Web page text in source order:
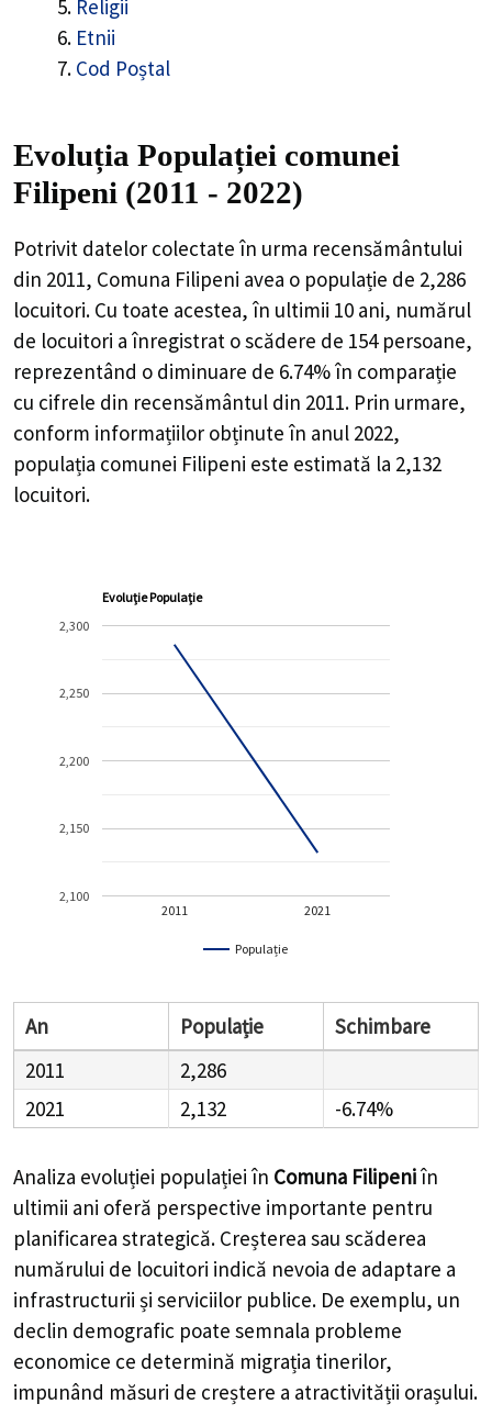
Religii
Etnii
Cod Poștal
Evoluția Populației comunei
Filipeni (2011 - 2022)
Potrivit datelor colectate în urma recensământului
din 2011, Comuna Filipeni avea o populație de 2,286
locuitori. Cu toate acestea, în ultimii 10 ani, numărul
de locuitori a înregistrat oscădere de 154persoane,
reprezentând o diminuare de 6.74%în comparație
cu cifrele din recensământul din 2011. Prin urmare,
conform informațiilor obținute în anul 2022,
populația comunei Filipeni este estimată la 2,132
locuitori.
Evoluție Populație
Populație
2011 2021
2,100
2,150
2,200
2,250
2,300
An Populație
Schimbare
2011
2,286
2021
2,132 -6.74%
Analiza evoluției populației în Comuna Filipeniîn
ultimii ani oferă perspective importante pentru
planificarea strategică. Creșterea sau scăderea
numărului de locuitori indică nevoia de adaptare a
infrastructurii și serviciilor publice. De exemplu, un
declin demografic poate semnala probleme
economice ce determină migrația tinerilor,
impunând măsuri de creștere a atractivității orașului.